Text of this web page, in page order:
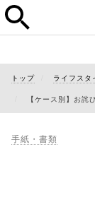
トップ ライフスタ
【ケース別】お詫
手紙・書類